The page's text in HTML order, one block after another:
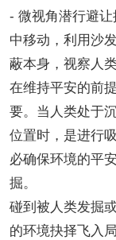
- 微视角潜行避
中移动，利用沙
蔽本身，视察人
在维持平安的前
要。当人类处于
位置时，是进行
必确保环境的平
掘。
碰到被人类发掘
的环境抉择飞入